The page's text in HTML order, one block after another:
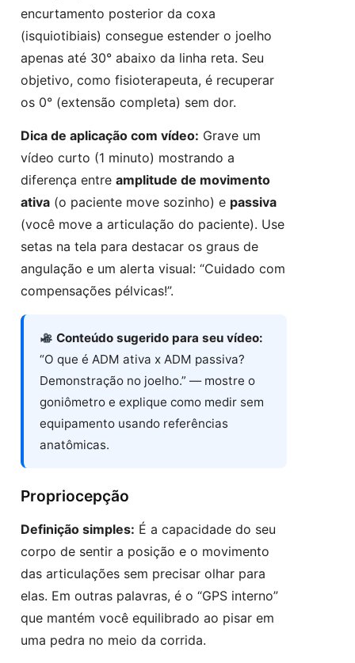
encurtamento posterior da coxa
(isquiotibiais) consegue estender o joelho
apenas até 30° abaixo da linha reta. Seu
objetivo, como fisioterapeuta, é recuperar
os 0° (extensão completa) sem dor.
Dica de aplicação com vídeo: Grave um
vídeo curto (1 minuto) mostrando a
diferença entre amplitude de movimento
ativa (o paciente move sozinho) e passiva
(você move a articulação do paciente). Use
setas na tela para destacar os graus de
angulação e um alerta visual: “Cuidado com
compensações pélvicas!”.
Conteúdo sugerido para seu vídeo:
“O que é ADM ativa x ADM passiva?
Demonstração no joelho.” — mostre o
goniômetro e explique como medir sem
equipamento usando referências
anatômicas.
Propriocepção
Definição simples: É a capacidade do seu
corpo de sentir a posição e o movimento
das articulações sem precisar olhar para
elas. Em outras palavras, é o “GPS interno”
que mantém você equilibrado ao pisar em
uma pedra no meio da corrida.